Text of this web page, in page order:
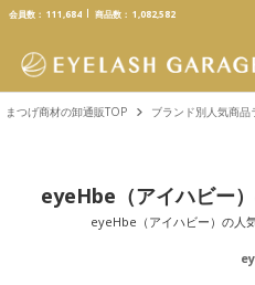
text.skipToContent
text.skipToNavigation
会員数： 111,684 商品数： 1,082,582
まつげ商材の卸通販TOP ブランド別人気商品
eyeHbe（アイハビー
eyeHbe（アイハビー）の人